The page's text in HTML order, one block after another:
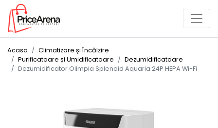
Acasa
Climatizare și Încălzire
Purificatoare și Umidificatoare
Dezumidificatoare
Dezumidificator Olimpia Splendid Aquaria 24P HEPA Wi-Fi